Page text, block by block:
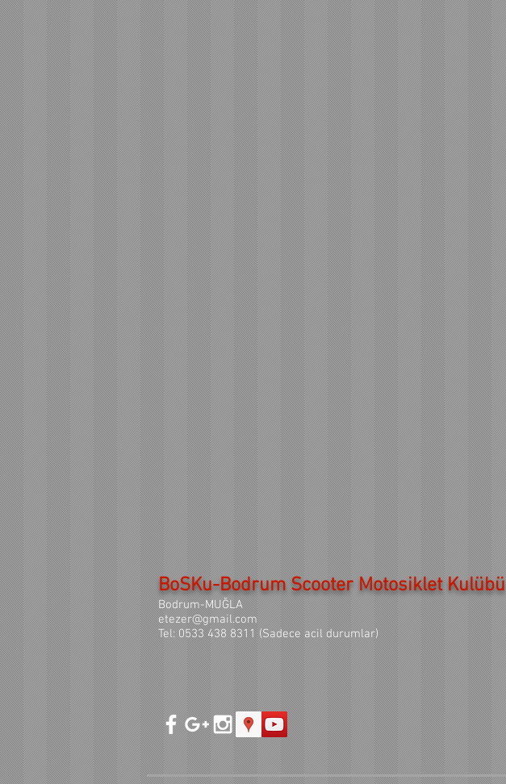
BoSKu-Bodrum Scooter Motosiklet Kulübü
Bodrum-MUĞLA
etezer@gmail.com
Tel: 0533 438 8311 (Sadece acil durumlar)